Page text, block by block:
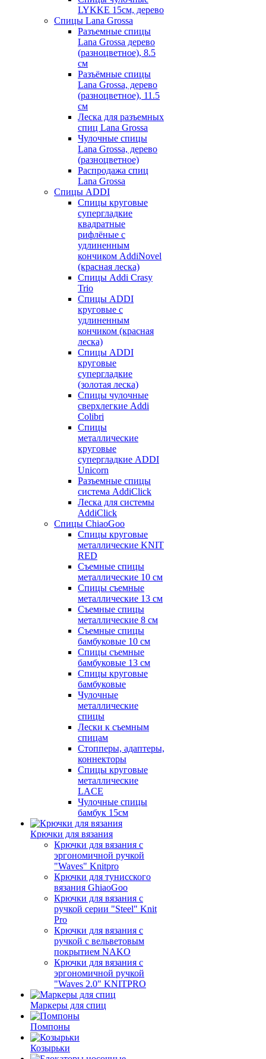
LYKKE 15см, дерево
Спицы Lana Grossa
Разъемные спицы
Lana Grossa дерево
(разноцветное), 8.5
см
Разъёмные спицы
Lana Grossa, дерево
(разноцветное), 11.5
см
Леска для разъемных
спиц Lana Grossa
Чулочные спицы
Lana Grossa, дерево
(разноцветное)
Распродажа спиц
Lana Grossa
Спицы ADDI
Спицы круговые
супергладкие
квадратные
рифлёные с
удлиненным
кончиком AddiNovel
(красная леска)
Спицы Addi Crasy
Trio
Спицы ADDI
круговые с
удлиненным
кончиком (красная
леска)
Спицы ADDI
круговые
супергладкие
(золотая леска)
Спицы чулочные
сверхлегкие Addi
Colibri
Спицы
металлические
круговые
супергладкие ADDI
Unicorn
Разъемные спицы
система AddiClick
Леска для системы
AddiClick
Спицы ChiaoGoo
Спицы круговые
металлические KNIT
RED
Съемные спицы
металлические 10 см
Спицы съемные
металлические 13 см
Съемные спицы
металлические 8 см
Съемные спицы
бамбуковые 10 см
Спицы съемные
бамбуковые 13 см
Спицы круговые
бамбуковые
Чулочные
металлические
спицы
Лески к съемным
спицам
Стопперы, адаптеры,
коннекторы
Спицы круговые
металлические
LACE
Чулочные спицы
бамбук 15см
Крючки для вязания
Крючки для вязания с
эргономичной ручкой
"Waves" Knitpro
Крючки для тунисского
вязания GhiaoGoo
Крючки для вязания с
ручкой серии "Steel" Knit
Pro
Крючки для вязания с
ручкой с вельветовым
покрытием NAKO
Крючки для вязания с
эргономичной ручкой
"Waves 2.0" KNITPRO
Маркеры для спиц
Помпоны
Козырьки